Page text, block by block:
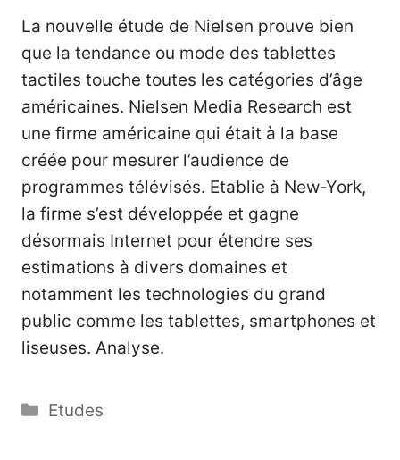
La nouvelle étude de Nielsen prouve bien
que la tendance ou mode des tablettes
tactiles touche toutes les catégories d’âge
américaines. Nielsen Media Research est
une firme américaine qui était à la base
créée pour mesurer l’audience de
programmes télévisés. Etablie à New-York,
la firme s’est développée et gagne
désormais Internet pour étendre ses
estimations à divers domaines et
notamment les technologies du grand
public comme les tablettes, smartphones et
liseuses. Analyse.
Catégories
Etudes